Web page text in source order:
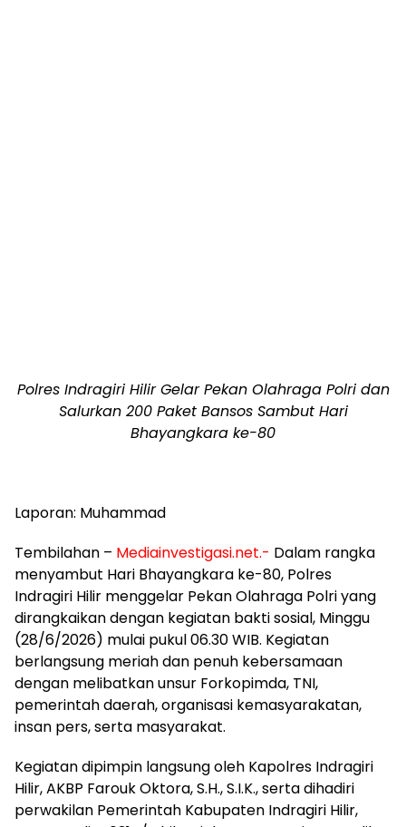
Polres Indragiri Hilir Gelar Pekan Olahraga Polri dan
Salurkan 200 Paket Bansos Sambut Hari
Bhayangkara ke-80
Laporan: Muhammad
Tembilahan – Mediainvestigasi.net.- Dalam rangka
menyambut Hari Bhayangkara ke-80, Polres
Indragiri Hilir menggelar Pekan Olahraga Polri yang
dirangkaikan dengan kegiatan bakti sosial, Minggu
(28/6/2026) mulai pukul 06.30 WIB. Kegiatan
berlangsung meriah dan penuh kebersamaan
dengan melibatkan unsur Forkopimda, TNI,
pemerintah daerah, organisasi kemasyarakatan,
insan pers, serta masyarakat.
Kegiatan dipimpin langsung oleh Kapolres Indragiri
Hilir, AKBP Farouk Oktora, S.H., S.I.K., serta dihadiri
perwakilan Pemerintah Kabupaten Indragiri Hilir,